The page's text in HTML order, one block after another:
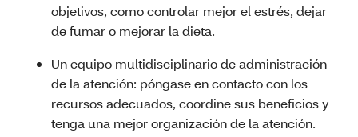
objetivos, como controlar mejor el estrés, dejar
de fumar o mejorar la dieta.
Un equipo multidisciplinario de administración
de la atención: póngase en contacto con los
recursos adecuados, coordine sus beneficios y
tenga una mejor organización de la atención.